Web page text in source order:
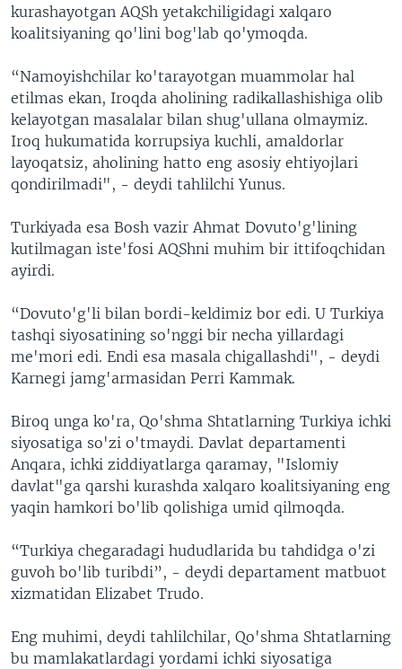
kurashayotgan AQSh yetakchiligidagi xalqaro
koalitsiyaning qo'lini bog'lab qo'ymoqda.
“Namoyishchilar ko'tarayotgan muammolar hal
etilmas ekan, Iroqda aholining radikallashishiga olib
kelayotgan masalalar bilan shug'ullana olmaymiz.
Iroq hukumatida korrupsiya kuchli, amaldorlar
layoqatsiz, aholining hatto eng asosiy ehtiyojlari
qondirilmadi", - deydi tahlilchi Yunus.
Turkiyada esa Bosh vazir Ahmat Dovuto'g'lining
kutilmagan iste'fosi AQShni muhim bir ittifoqchidan
ayirdi.
“Dovuto'g'li bilan bordi-keldimiz bor edi. U Turkiya
tashqi siyosatining so'nggi bir necha yillardagi
me'mori edi. Endi esa masala chigallashdi", - deydi
Karnegi jamg'armasidan Perri Kammak.
Biroq unga ko'ra, Qo'shma Shtatlarning Turkiya ichki
siyosatiga so'zi o'tmaydi. Davlat departamenti
Anqara, ichki ziddiyatlarga qaramay, "Islomiy
davlat"ga qarshi kurashda xalqaro koalitsiyaning eng
yaqin hamkori bo'lib qolishiga umid qilmoqda.
“Turkiya chegaradagi hududlarida bu tahdidga o'zi
guvoh bo'lib turibdi”, - deydi departament matbuot
xizmatidan Elizabet Trudo.
Eng muhimi, deydi tahlilchilar, Qo'shma Shtatlarning
bu mamlakatlardagi yordami ichki siyosatiga